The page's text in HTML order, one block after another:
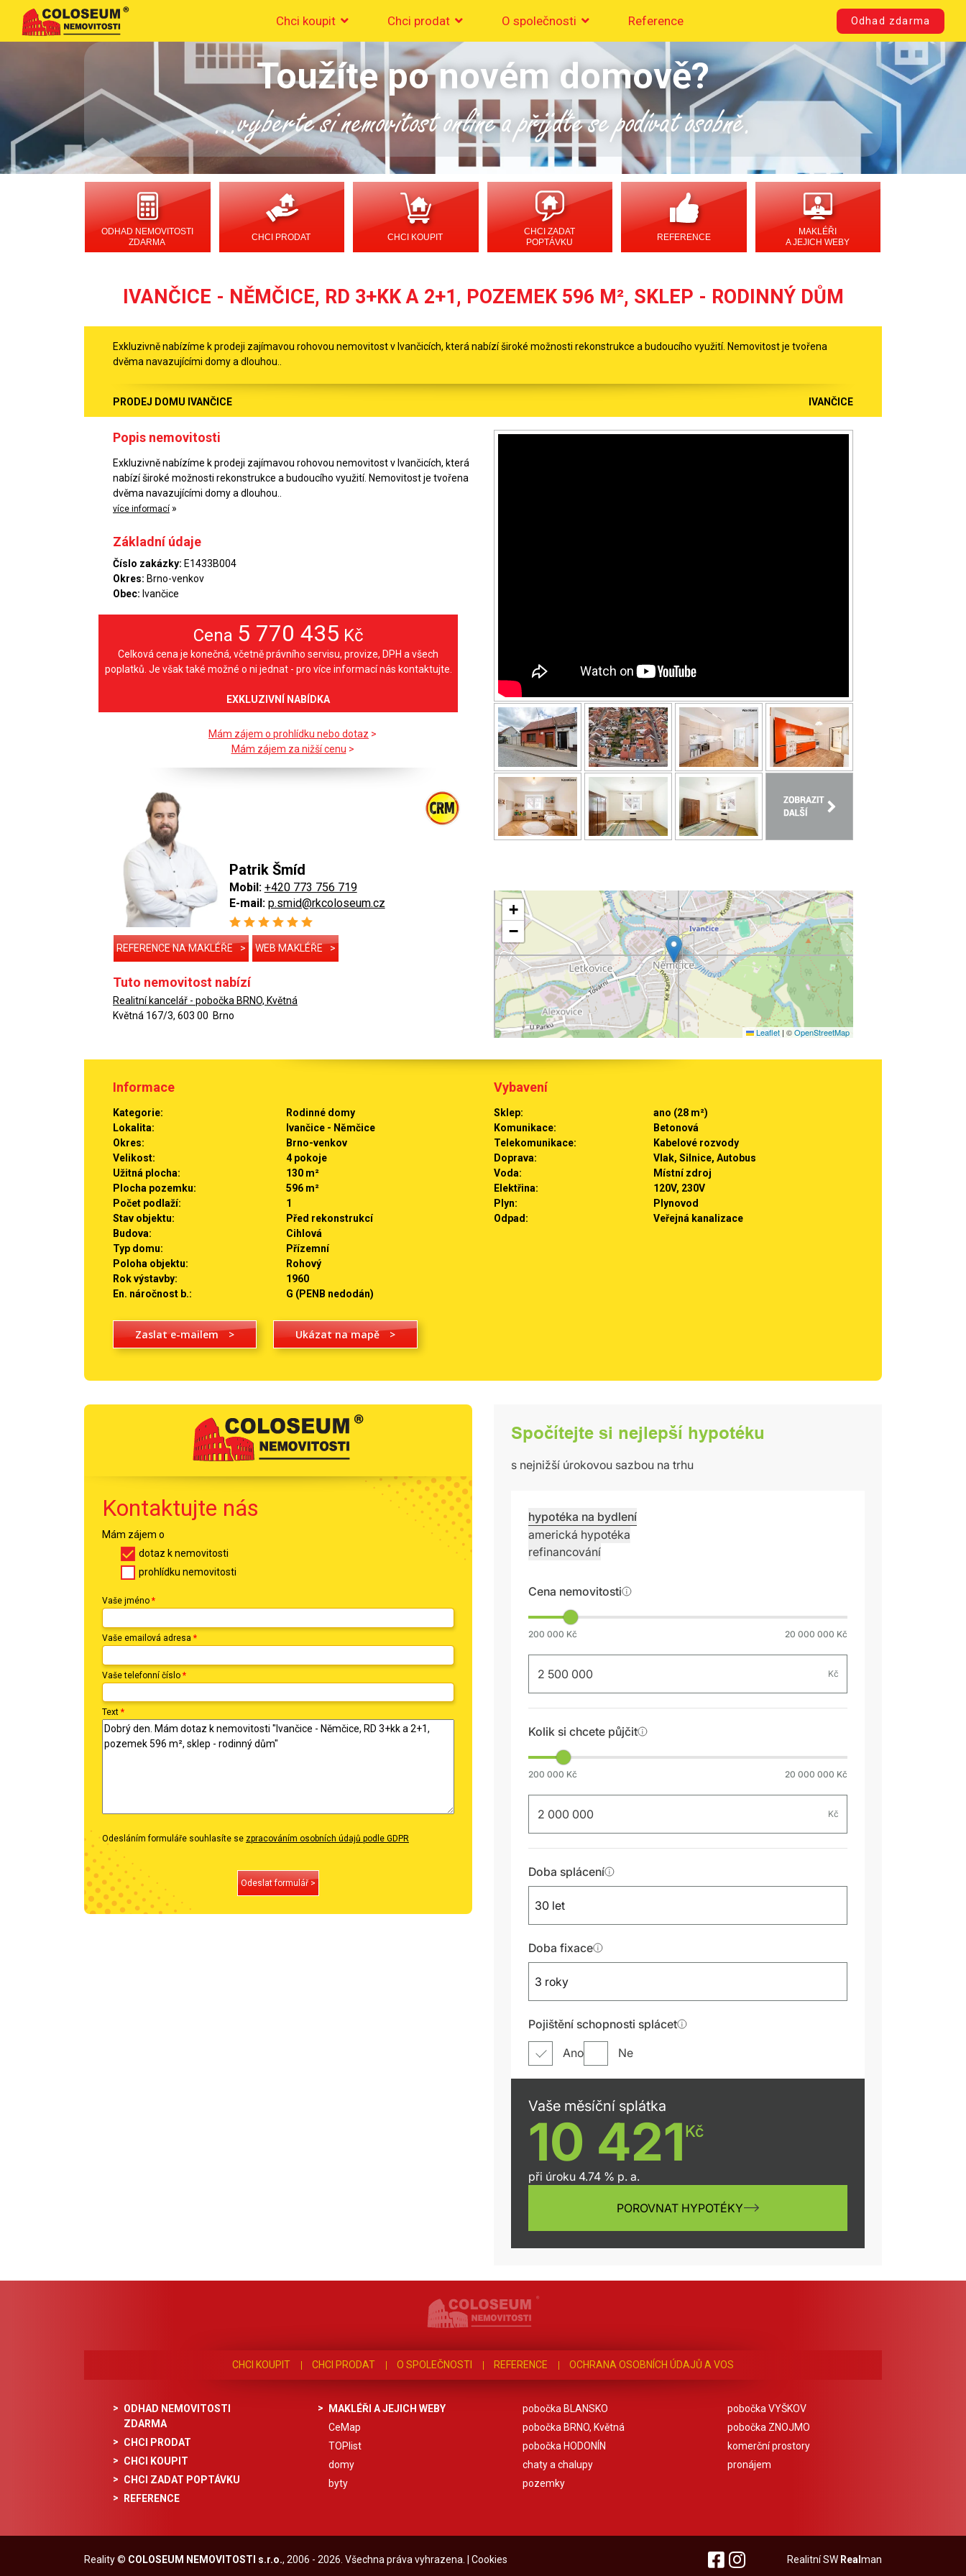
Chci koupit Chci prodat O společnosti Reference Odhad zdarma
Toužíte po novém domově?
...vyberte si nemovitost online a přijďte se podívat osobně.
ODHAD NEMOVITOSTI
ZDARMA
CHCI PRODAT CHCI KOUPIT
CHCI ZADAT
POPTÁVKU
REFERENCE
MAKLÉŘI
A JEJICH WEBY
IVANČICE - NĚMČICE, RD 3+KK A 2+1, POZEMEK 596 M², SKLEP - RODINNÝ DŮM
Exkluzivně nabízíme k prodeji zajímavou rohovou nemovitost v Ivančicích, která nabízí široké možnosti rekonstrukce a budoucího využití. Nemovitost je tvořena
dvěma navazujícími domy a dlouhou..
PRODEJ DOMU IVANČICE IVANČICE
Popis nemovitosti
Exkluzivně nabízíme k prodeji zajímavou rohovou nemovitost v Ivančicích, která
nabízí široké možnosti rekonstrukce a budoucího využití. Nemovitost je tvořena
dvěma navazujícími domy a dlouhou..
více informací »
Základní údaje
Číslo zakázky: E1433B004
Okres: Brno-venkov
Obec: Ivančice
Cena 5 770 435 Kč
Celková cena je konečná, včetně právního servisu, provize, DPH a všech
poplatků. Je však také možné o ni jednat - pro více informací nás kontaktujte.
EXKLUZIVNÍ NABÍDKA
Mám zájem o prohlídku nebo dotaz >
Mám zájem za nižší cenu >
Patrik Šmíd
Mobil: +420 773 756 719
E-mail: p.smid@rkcoloseum.cz
REFERENCE NA MAKLÉŘE > WEB MAKLÉŘE >
Tuto nemovitost nabízí
Realitní kancelář - pobočka BRNO, Květná
Květná 167/3, 603 00 Brno
+
−
Leaflet | ©OpenStreetMap
Informace
Kategorie:
Rodinné domy
Lokalita:
Ivančice - Němčice
Okres:
Brno-venkov
Velikost:
4 pokoje
Užitná plocha:
130 m²
Plocha pozemku:
596 m²
Počet podlaží:
1
Stav objektu:
Před rekonstrukcí
Budova:
Cihlová
Typ domu:
Přízemní
Poloha objektu:
Rohový
Rok výstavby:
1960
En. náročnost b.:
G (PENB nedodán)
Vybavení
Sklep:
ano (28 m²)
Komunikace:
Betonová
Telekomunikace:
Kabelové rozvody
Doprava:
Vlak, Silnice, Autobus
Voda:
Místní zdroj
Elektřina:
120V, 230V
Plyn:
Plynovod
Odpad:
Veřejná kanalizace
Zaslat e-mailem > Ukázat na mapě >
Kontaktujte nás
Mám zájem o
dotaz k nemovitosti
prohlídku nemovitosti
Vaše jméno *
Vaše emailová adresa *
Vaše telefonní číslo *
Text *
Odesláním formuláře souhlasíte se zpracováním osobních údajů podle GDPR
Odeslat formulář >
CHCI KOUPIT CHCI PRODAT O SPOLEČNOSTI REFERENCE OCHRANA OSOBNÍCH ÚDAJŮ A VOS
ODHAD NEMOVITOSTI
ZDARMA
CHCI PRODAT
CHCI KOUPIT
CHCI ZADAT POPTÁVKU
REFERENCE
MAKLÉŘI A JEJICH WEBY
CeMap
TOPlist
domy
byty
pobočka BLANSKO
pobočka BRNO, Květná
pobočka HODONÍN
chaty a chalupy
pozemky
pobočka VYŠKOV
pobočka ZNOJMO
komerční prostory
pronájem
Reality© COLOSEUM NEMOVITOSTI s.r.o., 2006 - 2026. Všechna práva vyhrazena. | Cookies Realitní SW Real man